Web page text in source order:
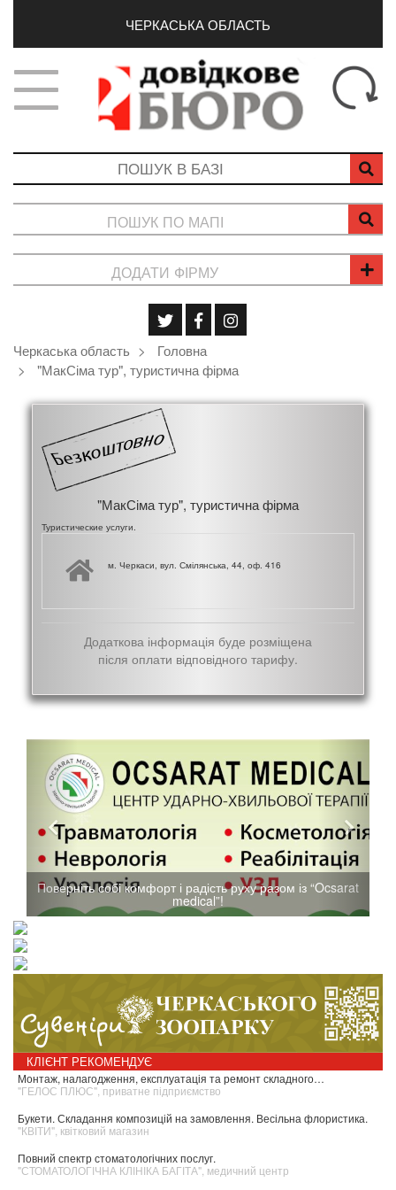
ЧЕРКАСЬКА ОБЛАСТЬ
ПОШУК ПО МАПІ
ДОДАТИ ФІРМУ
Черкаська область
Головна
"МакСіма тур", туристична фірма
"МакСіма тур", туристична фірма
Туристические услуги.
м. Черкаси, вул. Смілянська, 44, оф. 416
Додаткова інформація буде розміщена
після оплати відповідного тарифу.
Поверніть собі комфорт і радість руху разом із “Ocsarat
medical”!
КЛІЄНТ РЕКОМЕНДУЄ
Монтаж, налагодження, експлуатація та ремонт складного…
"ГЕЛОС ПЛЮС", приватне підприємство
Букети. Складання композицій на замовлення. Весільна флористика.
"КВІТИ", квітковий магазин
Повний спектр стоматологічних послуг.
"СТОМАТОЛОГІЧНА КЛІНІКА БАГІТА", медичний центр